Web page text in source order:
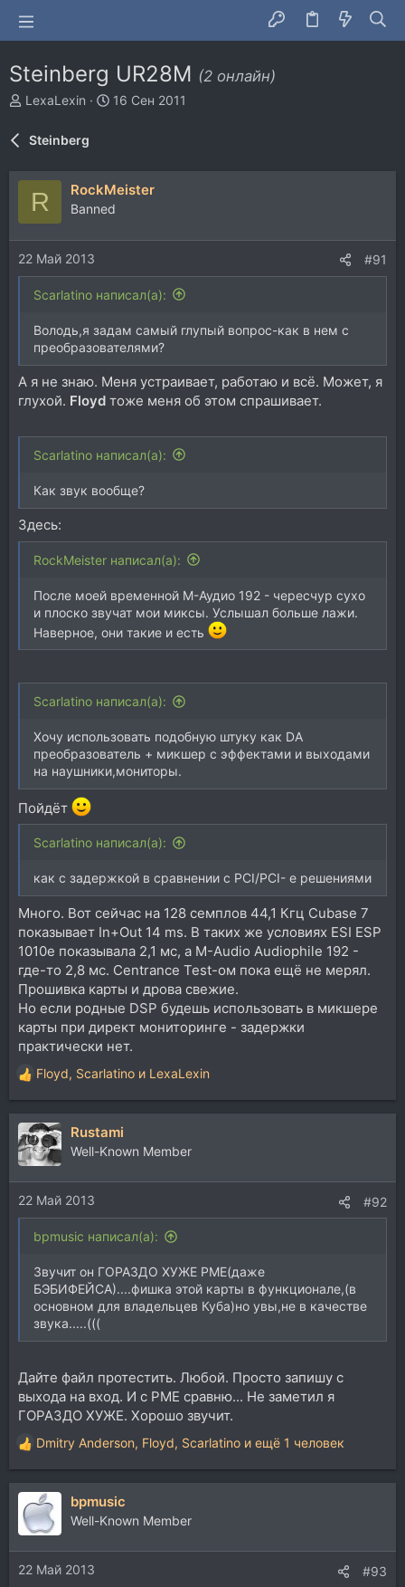
Steinberg UR28M (2 онлайн)
А
т
р
т
LexaLexin
Д
н
а
ч
16 Сен 2011
Steinberg
R RockMeister
Banned
22 Май 2013 #91
Scarlatino написал(а):
Володь,я задам самый глупый вопрос-как в нем с
преобразователями?
А я не знаю. Меня устраивает, работаю и всё. Может, я
глухой. Floyd тоже меня об этом спрашивает.
Scarlatino написал(а):
Как звук вообще?
Здесь:
RockMeister написал(а):
После моей временной М-Аудио 192 - чересчур сухо
и плоско звучат мои миксы. Услышал больше лажи.
Наверное, они такие и есть
Scarlatino написал(а):
Хочу использовать подобную штуку как DA
преобразователь + микшер с эффектами и выходами
на наушники,мониторы.
Пойдёт
Scarlatino написал(а):
как с задержкой в сравнении с PCI/PCI- e решениями
Много. Вот сейчас на 128 семплов 44,1 Кгц Cubase 7
показывает In+Out 14 ms. В таких же условиях ESI ESP
1010e показывала 2,1 мс, а M-Audio Audiophile 192 -
где-то 2,8 мс. Centrance Test-ом пока ещё не мерял.
Прошивка карты и дрова свежие.
Но если родные DSP будешь использовать в микшере
карты при директ мониторинге - задержки
практически нет.
Р
е
а
к
ц
и
и
:
Floyd, Scarlatino и LexaLexin
Rustami
Well-Known Member
22 Май 2013 #92
bpmusic написал(а):
Звучит он ГОРАЗДО ХУЖЕ РМЕ(даже
БЭБИФЕЙСА)....фишка этой карты в функционале,(в
основном для владельцев Куба)но увы,не в качестве
звука.....(((
Дайте файл протестить. Любой. Просто запишу с
выхода на вход. И с РМЕ сравню... Не заметил я
ГОРАЗДО ХУЖЕ. Хорошо звучит.
Р
е
а
ц
и
и
:
Dmitry Anderson, Floyd, Scarlatino и ещё 1 человек
bpmusic
Well-Known Member
22 Май 2013 #93